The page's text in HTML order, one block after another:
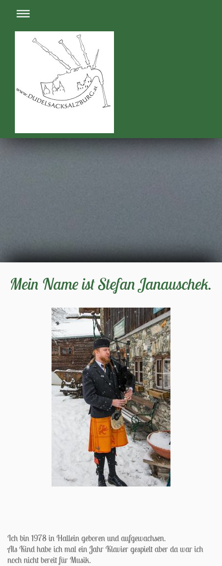
Mein Name ist Stefan Janauschek.
Ich bin 1978 in Hallein geboren und aufgewachsen.
Als Kind habe ich mal ein Jahr Klavier gespielt aber da war ich
noch nicht bereit für Musik.